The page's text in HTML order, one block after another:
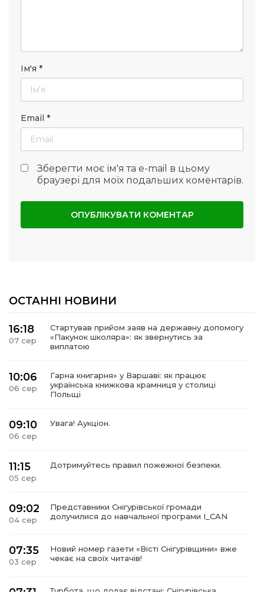
Ім'я *
Email *
Зберегти моє ім'я та e-mail в цьому
браузері для моїх подальших коментарів.
ОСТАННІ НОВИНИ
16:18
07 сер
Стартував прийом заяв на державну допомогу
«Пакунок школяра»: як звернутись за
виплатою
10:06
06 сер
Гарна книгарня» у Варшаві: як працює
українська книжкова крамниця у столиці
Польщі
09:10
06 сер
Увага! Аукціон.
11:15
05 сер
Дотримуйтесь правил пожежної безпеки.
09:02
04 сер
Представники Снігурівської громади
долучилися до навчальної програми I_CAN
07:35
03 сер
Новий номер газети «Вісті Снігурівщини» вже
чекає на своїх читачів!
07:31
Турбота, що долає відстані: Снігурівська